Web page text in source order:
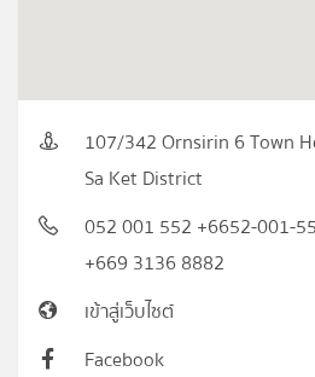
107/342 Ornsirin 6 Town
Sa Ket District
052 001 552 +6652-001-
+669 3136 8882
เข้าสู่เว็บไซต์
Facebook